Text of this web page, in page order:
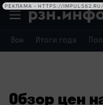
Все Итоги года
Обзор цен
РЕКЛАМА • HTTPS://IMPULS62.RU/